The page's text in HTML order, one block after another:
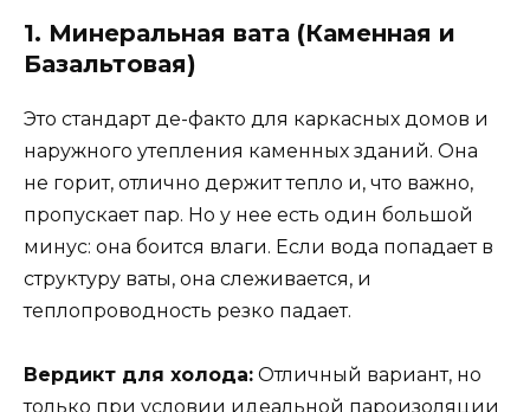
1. Минеральная вата (Каменная и
Базальтовая)
Это стандарт де-факто для каркасных домов и
наружного утепления каменных зданий. Она
не горит, отлично держит тепло и, что важно,
пропускает пар. Но у нее есть один большой
минус: она боится влаги. Если вода попадает в
структуру ваты, она слеживается, и
теплопроводность резко падает.
Вердикт для холода: Отличный вариант, но
только при условии идеальной пароизоляции